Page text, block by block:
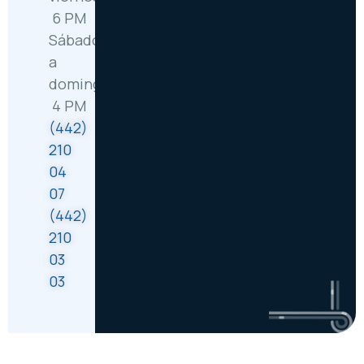
6 PM
Sábado
a
domingo: 8 AM –
4 PM
(442)
210
04
07
(442)
210
03
03